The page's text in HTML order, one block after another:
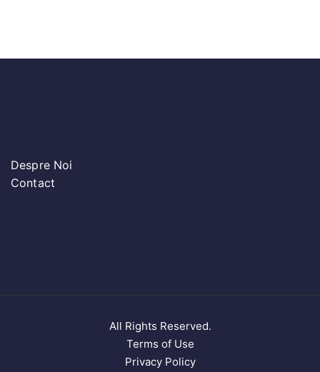
Despre Noi
Contact
All Rights Reserved.
Terms of Use
Privacy Policy